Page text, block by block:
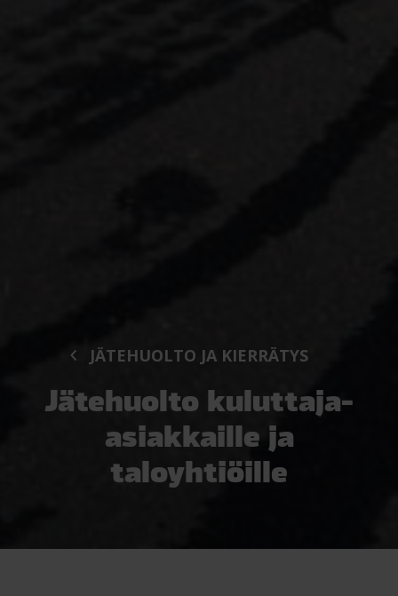
JÄTEHUOLTO JA KIERRÄTYS
Jätehuolto kuluttaja-
asiakkaille ja
taloyhtiöille